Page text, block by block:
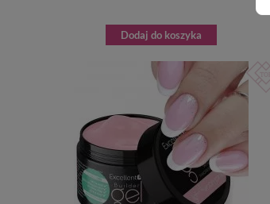
Dodaj do koszyka